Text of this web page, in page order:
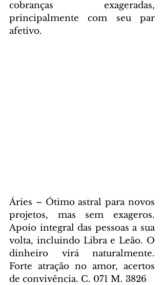
cobranças exageradas,
principalmente com seu par
afetivo.
Áries – Ótimo astral para novos
projetos, mas sem exageros.
Apoio integral das pessoas a sua
volta, incluindo Libra e Leão. O
dinheiro virá naturalmente.
Forte atração no amor, acertos
de convivência. C. 071 M. 3826